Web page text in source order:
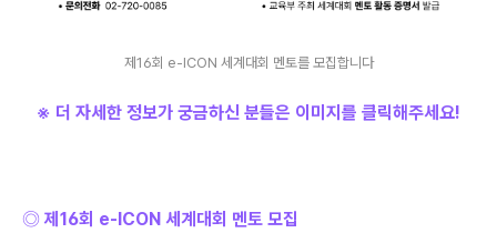
제16회 e-ICON 세계대회 멘토를 모집합니다
※ 더 자세한 정보가 궁금하신 분들은 이미지를 클릭해주세요!
◎ 제 16회 e-ICON 세계대회 멘토 모집